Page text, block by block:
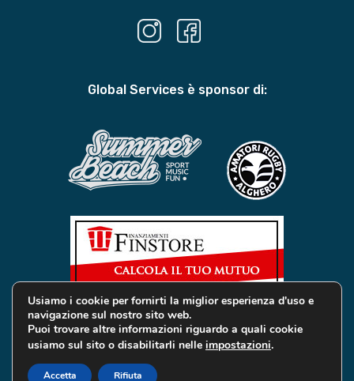
Global Services è sponsor di:
© 2019 Global Services Immobiliari | All rights reserved |
Privacy e Cookie
Usiamo i cookie per fornirti la miglior esperienza d'uso e
navigazione sul nostro sito web.
Puoi trovare altre informazioni riguardo a quali cookie
usiamo sul sito o disabilitarli nelle impostazioni.
Accetta Rifiuta